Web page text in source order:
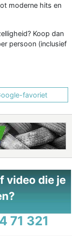
moderne hits en
Koop dan
persoon (inclusief
favoriet
video die je
71 321